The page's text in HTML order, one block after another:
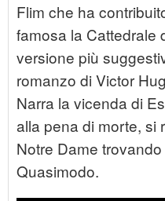
Flim che ha
famosa la Cattedrale
versione più
romanzo di Victor
Narra la vicenda di
alla pena di morte, si
Notre Dame
Quasimodo.